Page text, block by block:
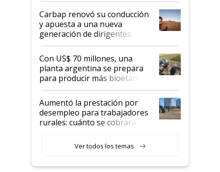
Carbap renovó su conducción
y apuesta a una nueva
generación de dirigentes
rurales
Con US$ 70 millones, una
planta argentina se prepara
para producir más bioetanol
que nunca
Aumentó la prestación por
desempleo para trabajadores
rurales: cuánto se cobrará
Ver todos los temas